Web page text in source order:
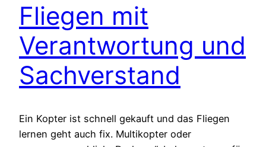
Fliegen mit
Verantwortung und
Sachverstand
Ein Kopter ist schnell gekauft und das Fliegen
lernen geht auch fix. Multikopter oder